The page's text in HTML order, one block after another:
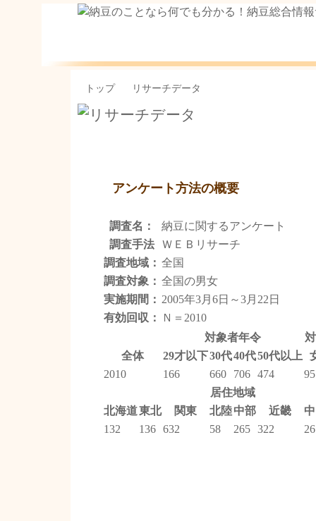
納豆のことなら何でも分かる
トップ リサーチデータ
アンケート方法の概要
調査名：
納豆に関するアンケート
調査手法
ＷＥＢリサーチ
調査地域： 全国
調査対象： 全国の男女
実施期間： 2005年3月6日～3月22日
有効回収：
Ｎ＝2010
対象者年令
全体
29才以下30代40代50代以上
2010
166 660 706 474
居住地域
北海道東北 関東 北陸 中部 近畿
132
136 632 58 265 322